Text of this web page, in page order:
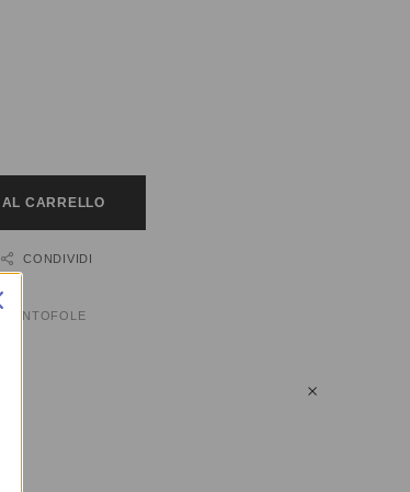
CARRELLO
CONDIVIDI
PANTOFOLE